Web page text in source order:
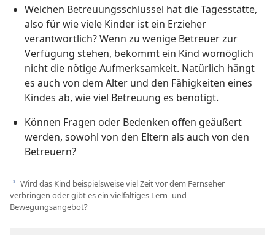
Welchen Betreuungsschlüssel hat die Tagesstätte,
also für wie viele Kinder ist ein Erzieher
verantwortlich? Wenn zu wenige Betreuer zur
Verfügung stehen, bekommt ein Kind womöglich
nicht die nötige Aufmerksamkeit. Natürlich hängt
es auch von dem Alter und den Fähigkeiten eines
Kindes ab, wie viel Betreuung es benötigt.
Können Fragen oder Bedenken offen geäußert
werden, sowohl von den Eltern als auch von den
Betreuern?
a Wird das Kind beispielsweise viel Zeit vor dem Fernseher
verbringen oder gibt es ein vielfältiges Lern- und
Bewegungsangebot?